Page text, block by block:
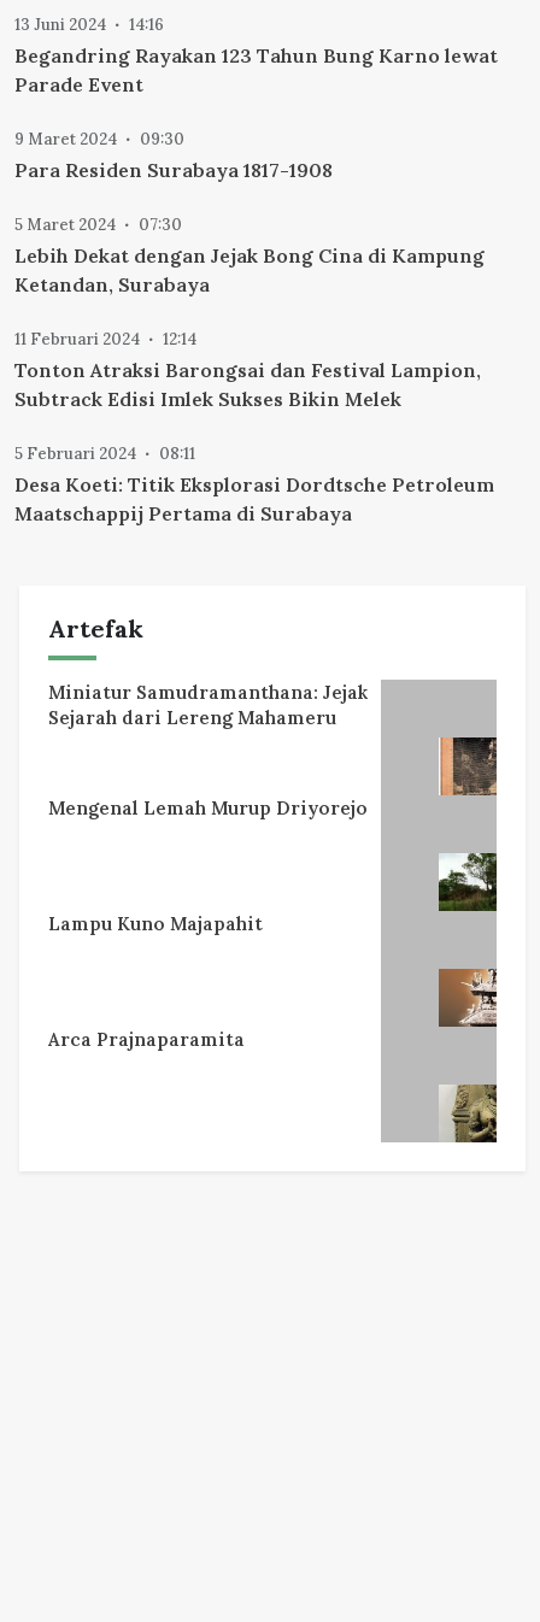
13 Juni 2024 14:16
Begandring Rayakan 123 Tahun Bung Karno lewat
Parade Event
9 Maret 2024 09:30
Para Residen Surabaya 1817-1908
5 Maret 2024 07:30
Lebih Dekat dengan Jejak Bong Cina di Kampung
Ketandan, Surabaya
11 Februari 2024 12:14
Tonton Atraksi Barongsai dan Festival Lampion,
Subtrack Edisi Imlek Sukses Bikin Melek
5 Februari 2024 08:11
Desa Koeti: Titik Eksplorasi Dordtsche Petroleum
Maatschappij Pertama di Surabaya
Artefak
Miniatur Samudramanthana: Jejak
Sejarah dari Lereng Mahameru
Mengenal Lemah Murup Driyorejo
Lampu Kuno Majapahit
Arca Prajnaparamita